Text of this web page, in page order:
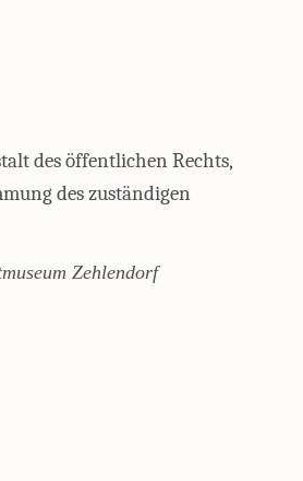
des öffentlichen Rechts,
des zuständigen